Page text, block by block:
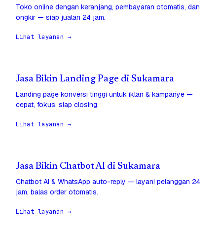
Toko online dengan keranjang, pembayaran otomatis, dan
ongkir — siap jualan 24 jam.
Lihat layanan →
Jasa Bikin Landing Page di Sukamara
Landing page konversi tinggi untuk iklan & kampanye —
cepat, fokus, siap closing.
Lihat layanan →
Jasa Bikin Chatbot AI di Sukamara
Chatbot AI & WhatsApp auto-reply — layani pelanggan 24
jam, balas order otomatis.
Lihat layanan →